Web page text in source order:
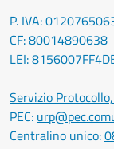
P. IVA:
CF: 80014890638
LEI:
Servizio
PEC:
Centralino unico: